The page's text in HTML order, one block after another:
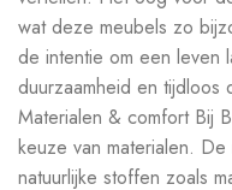
wat deze meubels zo
de intentie om een leven
duurzaamheid en tijdloos
Materialen & comfort Bij
keuze van materialen.
natuurlijke stoffen zoals